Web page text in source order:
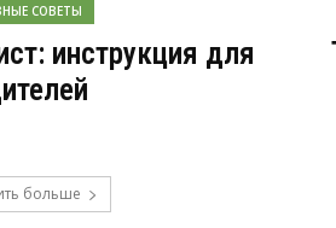
СОВЕТЫ
инструкция для
больше